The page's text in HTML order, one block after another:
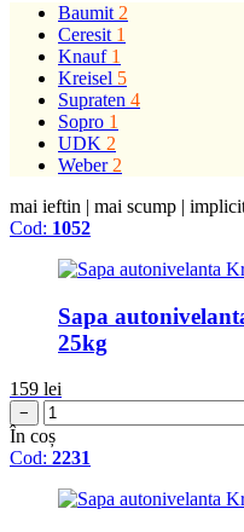
Baumit 2
Ceresit 1
Knauf 1
Kreisel 5
Supraten 4
Sopro 1
UDK 2
Weber 2
mai ieftin | mai scump |
Cod: 1052
Sapa
25kg
159 lei
−
În coș
Cod: 2231